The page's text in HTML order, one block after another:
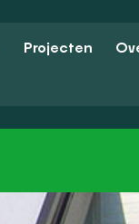
Projecten